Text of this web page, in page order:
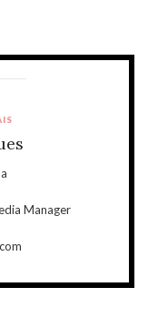
Manager